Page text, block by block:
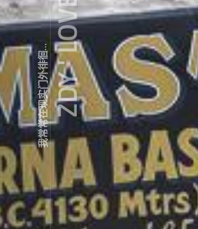
我常常在现实门外徘徊...ZDY ' LOVE